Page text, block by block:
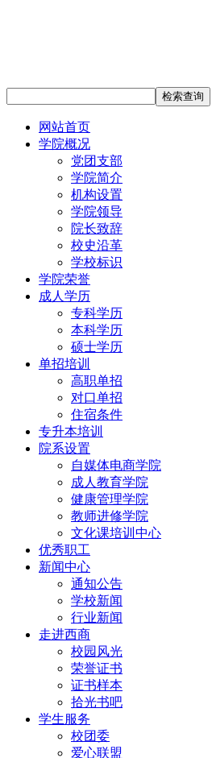
网站首页
学院概况
党团支部
学院简介
机构设置
学院领导
院长致辞
校史沿革
学校标识
学院荣誉
成人学历
专科学历
本科学历
硕士学历
单招培训
高职单招
对口单招
住宿条件
专升本培训
院系设置
自媒体电商学院
成人教育学院
健康管理学院
教师进修学院
文化课培训中心
优秀职工
新闻中心
通知公告
学校新闻
行业新闻
走进西商
校园风光
荣誉证书
证书样本
拾光书吧
学生服务
校团委
爱心联盟